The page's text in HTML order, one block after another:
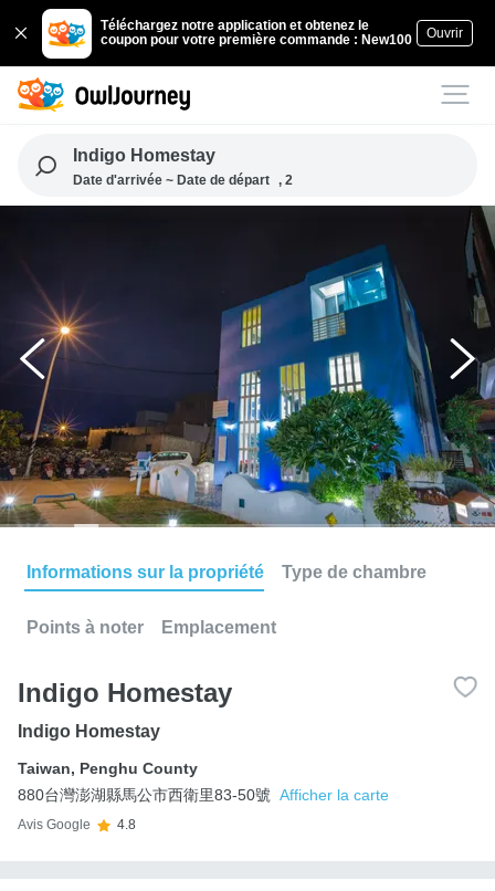
Téléchargez notre application et obtenez le
coupon pour votre première commande : New100
Ouvrir
Indigo Homestay
Date d'arrivée ~ Date de départ , 2
Informations sur la propriété Type de chambre
Points à noter Emplacement
Indigo Homestay
Indigo Homestay
Taiwan, Penghu County
880台灣澎湖縣馬公市西衛里83-50號 Afficher la carte
Avis Google 4.8